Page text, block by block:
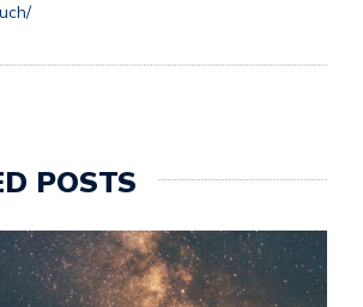
POSTS